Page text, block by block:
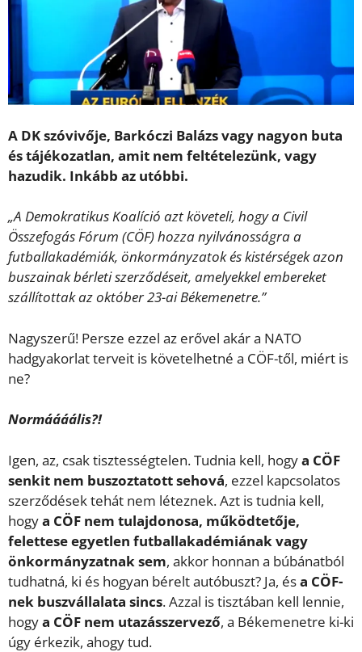
A DK szóvivője, Barkóczi Balázs vagy nagyon buta
és tájékozatlan, amit nem feltételezünk, vagy
hazudik. Inkább az utóbbi.
„A Demokratikus Koalíció azt követeli, hogy a Civil
Összefogás Fórum (CÖF) hozza nyilvánosságra a
futballakadémiák, önkormányzatok és kistérségek azon
buszainak bérleti szerződéseit, amelyekkel embereket
szállítottak az október 23-ai Békemenetre.”
Nagyszerű! Persze ezzel az erővel akár a NATO
hadgyakorlat terveit is követelhetné a CÖF-től, miért is
ne?
Normáááális?!
Igen, az, csak tisztességtelen. Tudnia kell, hogya CÖF
senkit nem buszoztatott sehová, ezzel kapcsolatos
szerződések tehát nem léteznek. Azt is tudnia kell,
hogya CÖF nem tulajdonosa, működtetője,
felettese egyetlen futballakadémiának vagy
önkormányzatnak sem, akkor honnan a búbánatból
tudhatná, ki és hogyan bérelt autóbuszt? Ja, ésa CÖF-
nek buszvállalata sincs. Azzal is tisztában kell lennie,
hogya CÖF nem utazásszervező, a Békemenetre ki-ki
úgy érkezik, ahogy tud.